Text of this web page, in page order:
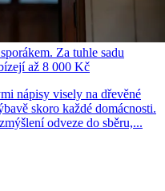
Za tuhle sadu
až 8 000 Kč
nápisy visely na dřevěné
skoro každé domácnosti.
odveze do sběru,...